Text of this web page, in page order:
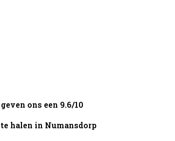
ons een 9.6/10
halen in Numansdorp